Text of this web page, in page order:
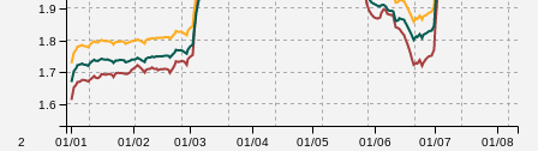
12 01/01 01/02 01/03 01/04 01/05 01/06 01/07 01/08
1.6
1.7
1.8
1.9